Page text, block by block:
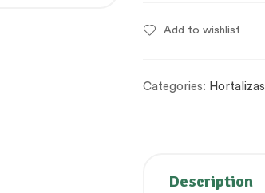
Add to wishlist
Categories: Hortalizas
Description